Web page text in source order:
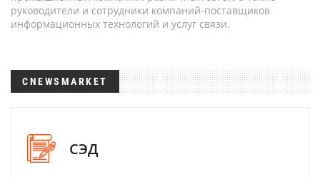
руководители и сотрудники компаний-поставщиков
информационных технологий и услуг связи.
CNEWSMARKET
СЭД